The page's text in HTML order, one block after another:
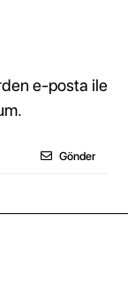
e-posta ile
Gönder